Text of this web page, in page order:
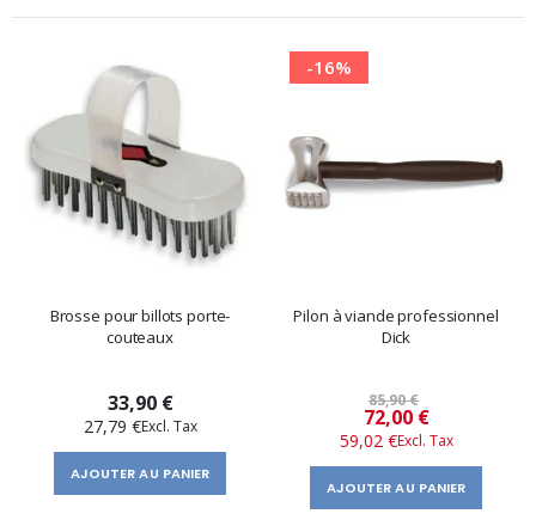
Brosse pour billots porte-
couteaux
33,90 €
27,79 €
AJOUTER AU PANIER
-16%
Pilon à viande professionnel
Dick
85,90 €
Prix
​​
spécial
72,00 €
59,02 €
AJOUTER AU PANIER